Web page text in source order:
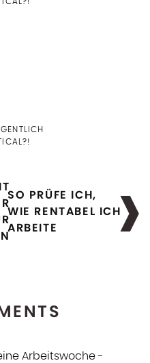
SO PRÜFE ICH,
WIE RENTABEL ICH
ARBEITE
Arbeitswoche -